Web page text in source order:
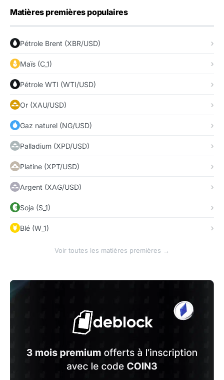
Matières premières populaires
Pétrole Brent (XBR/USD)
Maïs (C_1)
Pétrole WTI (WTI/USD)
Or (XAU/USD)
Gaz naturel (NG/USD)
Palladium (XPD/USD)
Platine (XPT/USD)
Argent (XAG/USD)
Soja (S_1)
Blé (W_1)
Voir toutes les matières premières →